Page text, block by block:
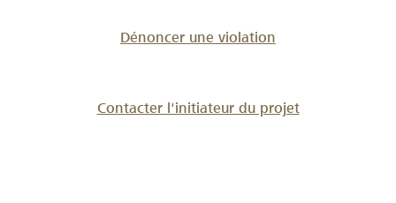
Dénoncer une violation
Contacter l'initiateur du projet